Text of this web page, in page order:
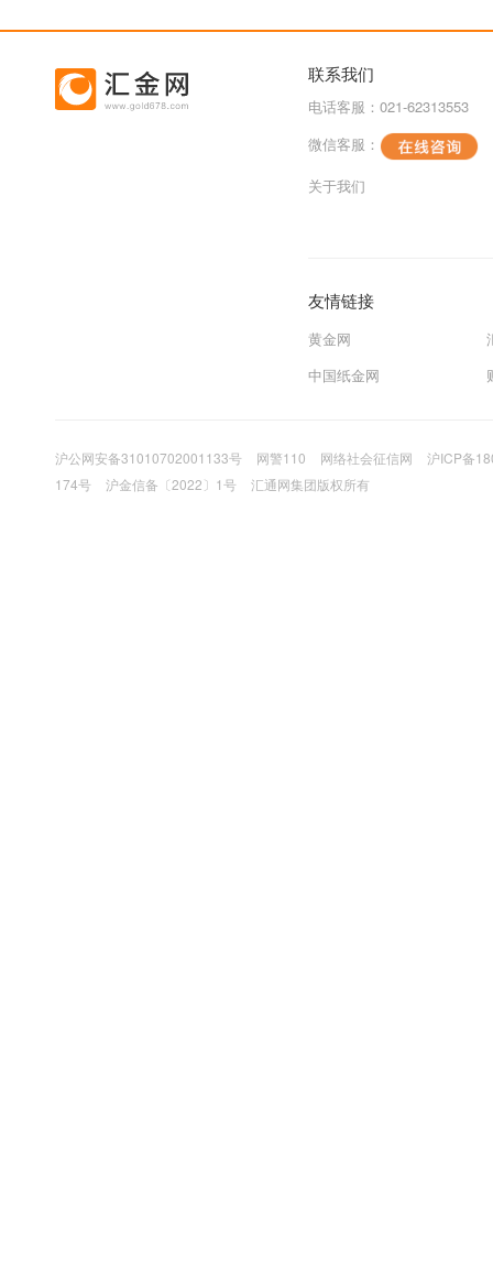
联系我们
电话客服：021-62313553
微信客服：
关于我们
友情链接
黄金网
中国纸金网
沪公网安备31010702001133号 网警110 网络社会征信网
沪ICP备
174号
沪金信备〔2022〕1号 汇通网集团版权所有